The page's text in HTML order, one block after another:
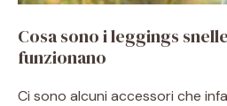
Cosa sono i leggings
funzionano
Ci sono alcuni accessori che